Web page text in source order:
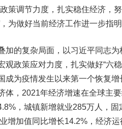
策调节力度，扎实稳住经济，
为做好当前经济工作进一步指明
的复杂局面，以习近平同志为
政策应对力度，扎实做好“六稳
成为疫情发生以来第一个恢复
体，2021年经济增速在全球主
，城镇新增就业285万人，固
增加值同比增长14.2%，经济